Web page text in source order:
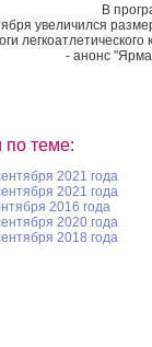
В
увеличился
- анонс
по теме:
2021 года
2021 года
2016 года
2020 года
2018 года